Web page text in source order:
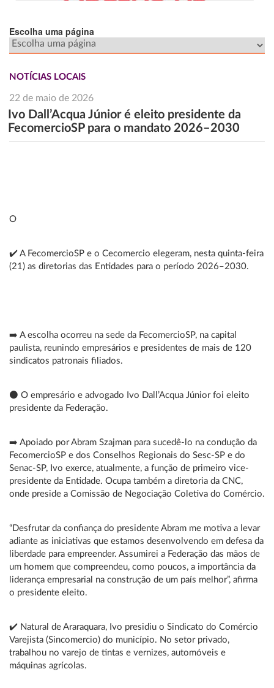
Escolha uma página
NOTÍCIAS LOCAIS
22 de maio de 2026
Ivo Dall’Acqua Júnior é eleito presidente da
FecomercioSP para o mandato 2026–2030
O
✔️ A FecomercioSP e o Cecomercio elegeram, nesta quinta-feira
(21) as diretorias das Entidades para o período 2026–2030.
➡️ A escolha ocorreu na sede da FecomercioSP, na capital
paulista, reunindo empresários e presidentes de mais de 120
sindicatos patronais filiados.
⚫ O empresário e advogado Ivo Dall’Acqua Júnior foi eleito
presidente da Federação.
➡️ Apoiado por Abram Szajman para sucedê-lo na condução da
FecomercioSP e dos Conselhos Regionais do Sesc-SP e do
Senac-SP, Ivo exerce, atualmente, a função de primeiro vice-
presidente da Entidade. Ocupa também a diretoria da CNC,
onde preside a Comissão de Negociação Coletiva do Comércio.
“Desfrutar da confiança do presidente Abram me motiva a levar
adiante as iniciativas que estamos desenvolvendo em defesa da
liberdade para empreender. Assumirei a Federação das mãos de
um homem que compreendeu, como poucos, a importância da
liderança empresarial na construção de um país melhor”, afirma
o presidente eleito.
✔️ Natural de Araraquara, Ivo presidiu o Sindicato do Comércio
Varejista (Sincomercio) do município. No setor privado,
trabalhou no varejo de tintas e vernizes, automóveis e
máquinas agrícolas.